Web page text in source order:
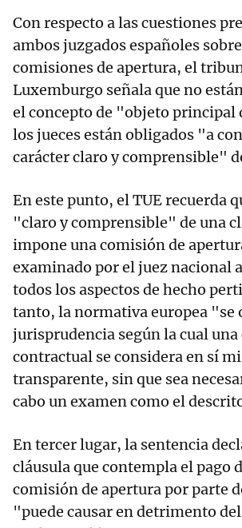
Con respecto a las cuestiones
ambos juzgados españoles
comisiones de apertura, el
Luxemburgo señala que no
el concepto de "objeto principal
los jueces están obligados "a
carácter claro y comprensible"
En este punto, el TUE recuerda
"claro y comprensible" de una
impone una comisión de
examinado por el juez nacional
todos los aspectos de hecho
tanto, la normativa europea "se
jurisprudencia según la cual una
contractual se considera en sí
transparente, sin que sea
cabo un examen como el
En tercer lugar, la sentencia
cláusula que contempla el pago
comisión de apertura por parte
"puede causar en detrimento